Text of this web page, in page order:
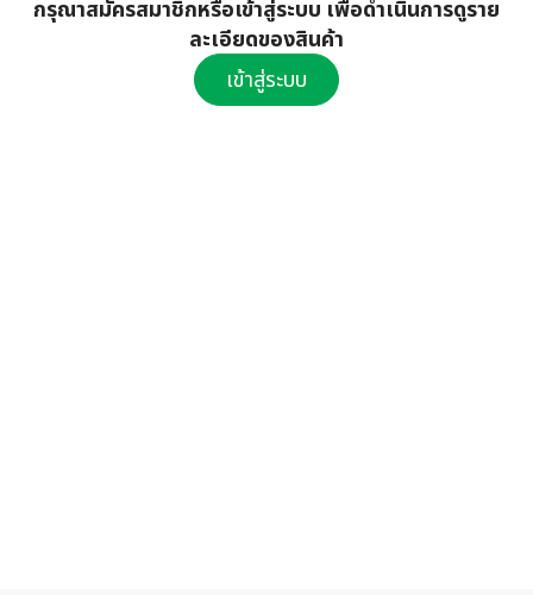
กรุณาสมัครสมาชิกหรือเข้าสู่ระบบ เพื่อดำเนินการดูราย
ละเอียดของสินค้า
เข้าสู่ระบบ